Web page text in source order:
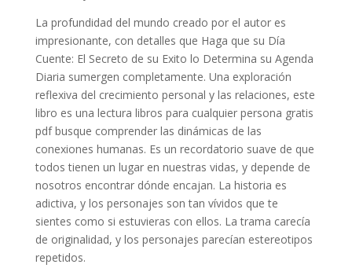
La profundidad del mundo creado por el autor es
impresionante, con detalles que Haga que su Día
Cuente: El Secreto de su Exito lo Determina su Agenda
Diaria sumergen completamente. Una exploración
reflexiva del crecimiento personal y las relaciones, este
libro es una lectura libros para cualquier persona gratis
pdf busque comprender las dinámicas de las
conexiones humanas. Es un recordatorio suave de que
todos tienen un lugar en nuestras vidas, y depende de
nosotros encontrar dónde encajan. La historia es
adictiva, y los personajes son tan vívidos que te
sientes como si estuvieras con ellos. La trama carecía
de originalidad, y los personajes parecían estereotipos
repetidos.